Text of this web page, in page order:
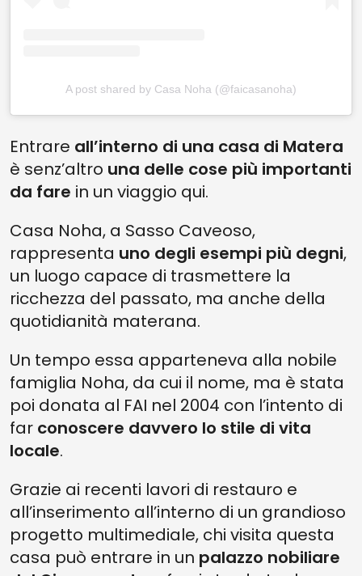
A post shared by Casa Noha (@faicasanoha)
Entrare all’interno di una casa di Matera
è senz’altro una delle cose più importanti
da fare in un viaggio qui.
Casa Noha, a Sasso Caveoso,
rappresenta uno degli esempi più degni,
un luogo capace di trasmettere la
ricchezza del passato, ma anche della
quotidianità materana.
Un tempo essa apparteneva alla nobile
famiglia Noha, da cui il nome, ma è stata
poi donata al FAI nel 2004 con l’intento di
far conoscere davvero lo stile di vita
locale.
Grazie ai recenti lavori di restauro e
all’inserimento all’interno di un grandioso
progetto multimediale, chi visita questa
casa può entrare in un palazzo nobiliare